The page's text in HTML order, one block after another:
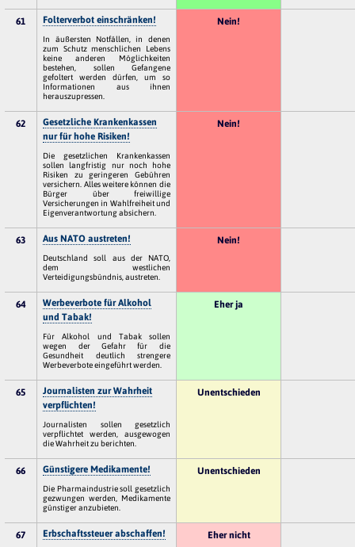
61 Folterverbot einschränken!
In äußersten Notfällen, in denen
zum Schutz menschlichen Lebens
keine anderen Möglichkeiten
bestehen, sollen Gefangene
gefoltert werden dürfen, um so
Informationen aus ihnen
herauszupressen.
Nein!
62
Gesetzliche Krankenkassen
nur für hohe Risiken!
Die gesetzlichen Krankenkassen
sollen langfristig nur noch hohe
Risiken zu geringeren Gebühren
versichern. Alles weitere können die
Bürger über freiwillige
Versicherungen in Wahlfreiheit und
Eigenverantwortung absichern.
Nein!
63 Aus NATO austreten!
Deutschland soll aus der NATO,
dem westlichen
Verteidigungsbündnis, austreten.
Nein!
64
Werbeverbote für Alkohol
und Tabak!
Für Alkohol und Tabak sollen
wegen der Gefahr für die
Gesundheit deutlich strengere
Werbeverbote eingeführt werden.
Eher ja
65
Journalisten zur Wahrheit
verpflichten!
Journalisten sollen gesetzlich
verpflichtet werden, ausgewogen
die Wahrheit zu berichten.
Unentschieden
66 Günstigere Medikamente!
Die Pharmaindustrie soll gesetzlich
gezwungen werden, Medikamente
günstiger anzubieten.
Unentschieden
67 Erbschaftssteuer abschaffen! Eher nicht